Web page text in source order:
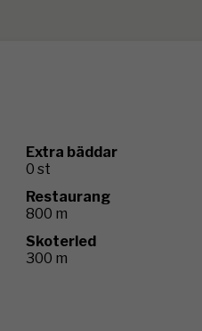
Extra bäddar
0 st
Restaurang
800 m
Skoterled
300 m